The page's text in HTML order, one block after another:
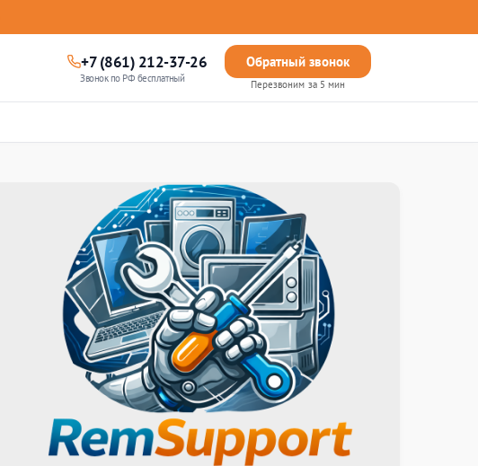
+7 (861) 212-37-26
Звонок по РФ бесплатный
Обратный звонок
Перезвоним за 5 мин